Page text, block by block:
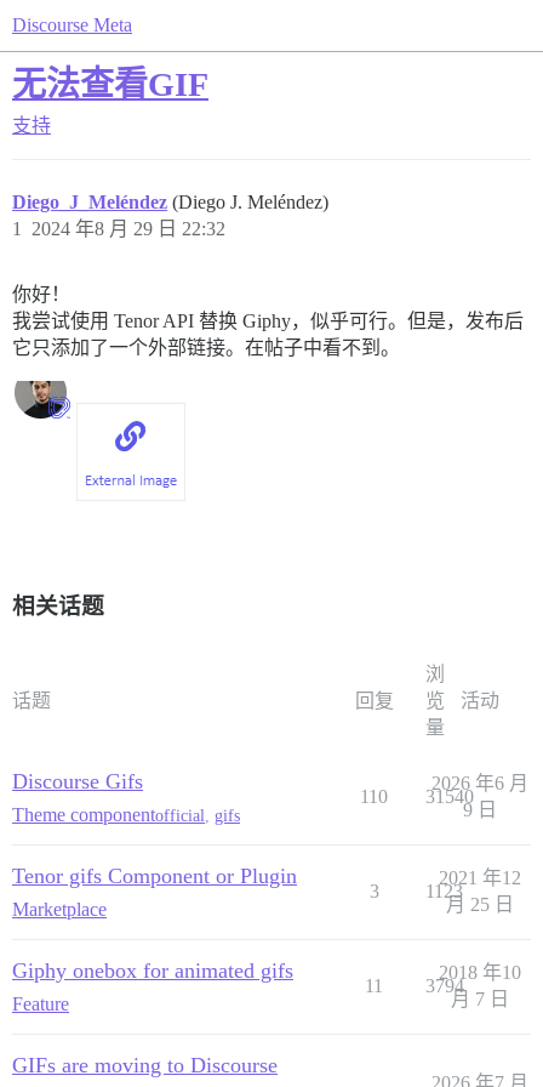
Discourse Meta
无法查看GIF
支持
Diego_J_Meléndez (Diego J. Meléndez)
2024 年8 月 29 日 22:32
1
你好！
我尝试使用 Tenor API 替换 Giphy，似乎可行。但是，发布后
它只添加了一个外部链接。在帖子中看不到。
相关话题
话题 回复
浏
览
量
活动
Discourse Gifs
Theme componentofficial gifs
110 31540
2026 年6 月
9 日
Tenor gifs Component or Plugin
Marketplace
3 1123
2021 年12
月 25 日
Giphy onebox for animated gifs
Feature
11 3794
2018 年10
月 7 日
GIFs are moving to Discourse
2026 年7 月